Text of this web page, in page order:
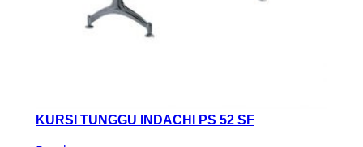
KURSI TUNGGU INDACHI PS 52 SF